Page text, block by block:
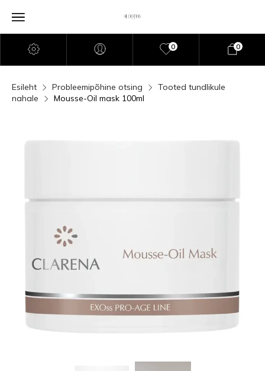
0 0
Esileht Probleemipõhine otsing
Tooted tundlikule
nahale
Mousse-Oil mask 100ml